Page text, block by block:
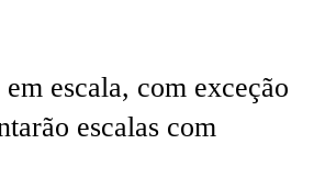
escala, com exceção
escalas com